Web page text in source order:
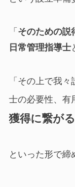
「 そのための説
日常管理指導士
「その上で我
士の必要性、有
獲得に繋が
といった形で締